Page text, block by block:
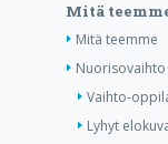
Mitä
Mitä teemme
Nuorisovaihto
Vaihto-
Lyhyt